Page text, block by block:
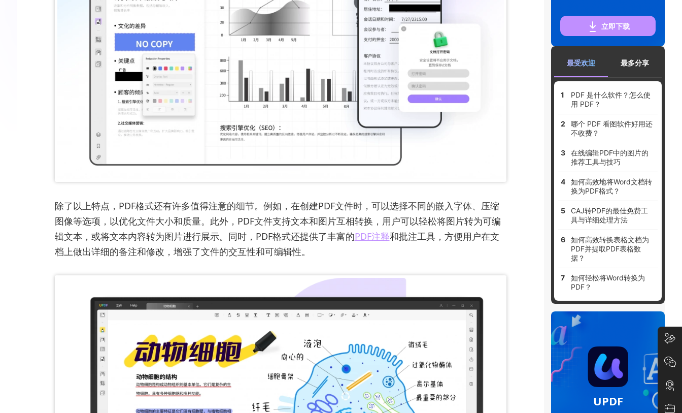
除了以上特点，PDF格式还有许多值得注意的细节。例如，在创建PDF文件时，可以选择不同的嵌入字体、压缩
图像等选项，以优化文件大小和质量。此外，PDF文件支持文本和图片互相转换，用户可以轻松将图片转为可编
辑文本，或将文本内容转为图片进行展示。同时，PDF格式还提供了丰富的PDF注释和批注工具，方便用户在文
档上做出详细的备注和修改，增强了文件的交互性和可编辑性。
立即下载
最受欢迎 最多分享
PDF 是什么软件？怎么使
用 PDF？
哪个 PDF 看图软件好用还
不收费？
在线编辑PDF中的图片的
推荐工具与技巧
如何高效地将Word文档转
换为PDF格式？
CAJ转PDF的最佳免费工
具与详细处理方法
如何高效转换表格文档为
PDF并提取PDF表格数
据？
如何轻松将Word转换为
PDF？
UPDF